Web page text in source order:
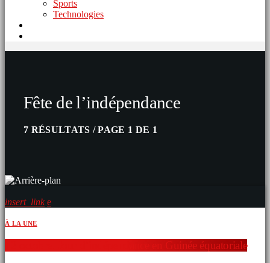
Sports
Technologies
Fête de l’indépendance
7 RÉSULTATS / PAGE 1 DE 1
insert_link
À LA UNE
12 octobre. Jour d’indépendance en Guinée équatoriale